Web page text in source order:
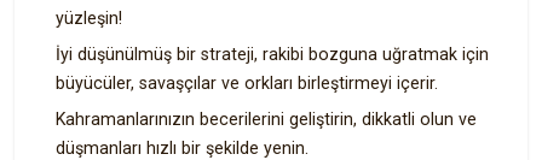
yüzleşin!
İyi düşünülmüş bir strateji, rakibi bozguna uğratmak için
büyücüler, savaşçılar ve orkları birleştirmeyi içerir.
Kahramanlarınızın becerilerini geliştirin, dikkatli olun ve
düşmanları hızlı bir şekilde yenin.